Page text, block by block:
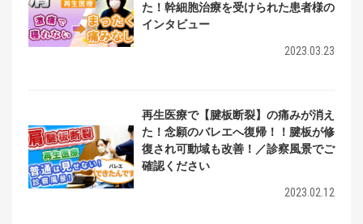
た！幹細胞治療を受けられた患者様の
インタビュー
2023.03.23
再生医療で【腱板断裂】の痛みが消え
た！念願のバレエへ復帰！！腱板が修
復され可動域も改善！／診察風景でご
確認ください
2023.02.12